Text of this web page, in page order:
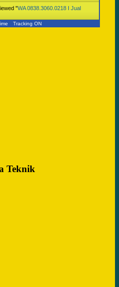
"WA 0838.3060.0218 I Jual
Tracking ON
Teknik